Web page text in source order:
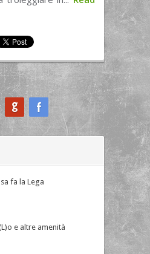
fa la Lega
e altre amenità